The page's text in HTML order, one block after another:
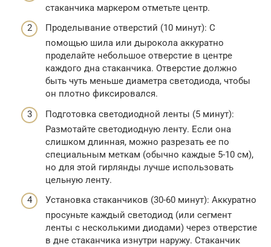
стаканчика маркером отметьте центр.
Проделывание отверстий (10 минут): С
помощью шила или дырокола аккуратно
проделайте небольшое отверстие в центре
каждого дна стаканчика. Отверстие должно
быть чуть меньше диаметра светодиода, чтобы
он плотно фиксировался.
Подготовка светодиодной ленты (5 минут):
Размотайте светодиодную ленту. Если она
слишком длинная, можно разрезать ее по
специальным меткам (обычно каждые 5-10 см),
но для этой гирлянды лучше использовать
цельную ленту.
Установка стаканчиков (30-60 минут): Аккуратно
просуньте каждый светодиод (или сегмент
ленты с несколькими диодами) через отверстие
в дне стаканчика изнутри наружу. Стаканчик